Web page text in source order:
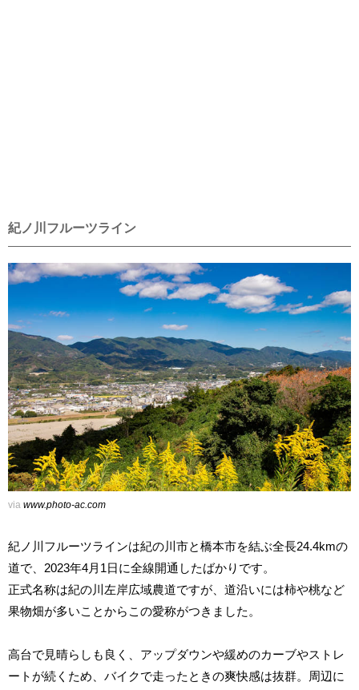
紀ノ川フルーツライン
via www.photo-ac.com
紀ノ川フルーツラインは紀の川市と橋本市を結ぶ全長24.4kmの
道で、2023年4月1日に全線開通したばかりです。
正式名称は紀の川左岸広域農道ですが、道沿いには柿や桃など
果物畑が多いことからこの愛称がつきました。
高台で見晴らしも良く、アップダウンや緩めのカーブやストレ
ートが続くため、バイクで走ったときの爽快感は抜群。周辺に